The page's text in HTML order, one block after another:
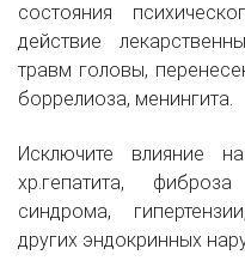
состояния
действие
травм головы,
боррелиоза, менингита.
Исключите влияние
хр.гепатита,
синдрома,
других эндокринных